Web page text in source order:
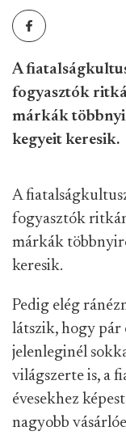
A
fogyasztók
márkák
kegyeit keresik.
A
fogyasztók
márkák
keresik.
Pedig elég
látszik, hogy pár
jelenleginél
világszerte is, a
évesekhez
nagyobb